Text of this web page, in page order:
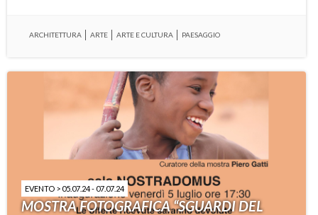
ARCHITETTURA ARTE ARTE E CULTURA PAESAGGIO
EVENTO > 05.07.24 - 07.07.24
MOSTRA FOTOGRAFICA “SGUARDI DEL